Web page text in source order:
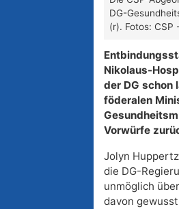
DG-
(r). Fotos: CSP
Nikolaus-
der DG schon
föderalen
Vorwürfe
Jolyn
die DG-
unmöglich
davon